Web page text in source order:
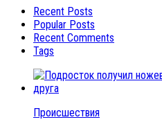
Recent Posts
Popular Posts
Recent Comments
Tags
Происшествия